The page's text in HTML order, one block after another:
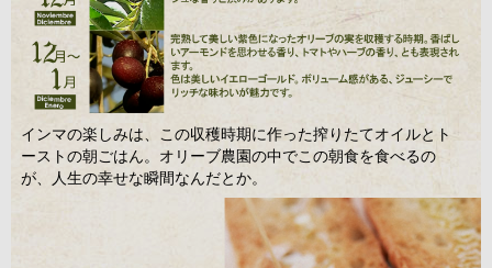
インマの楽しみは、この収穫時期に作った搾りたてオイルとト
ーストの朝ごはん。オリーブ農園の中でこの朝食を食べるの
が、人生の幸せな瞬間なんだとか。